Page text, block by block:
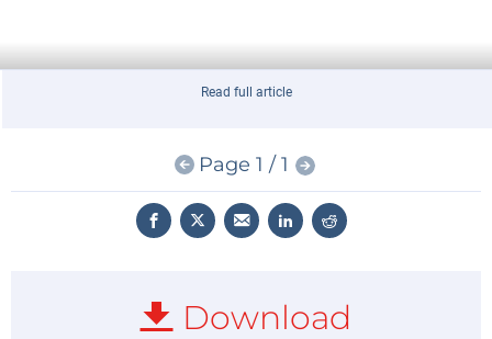
Read full article
Page 1 / 1
Download